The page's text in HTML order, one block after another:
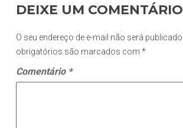
DEIXE UM COMENTÁRIO
O seu endereço de e-mail não será publicado.
obrigatórios são marcados com *
Comentário *